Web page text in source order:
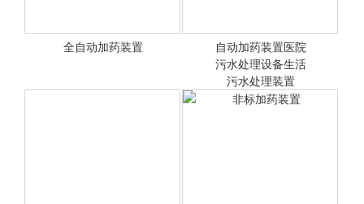
<查看详情>
全自动加药装置
自动加药装置医院
污水处理设备生活
污水处理装置